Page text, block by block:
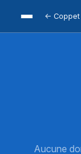
← Coppet
Aucune